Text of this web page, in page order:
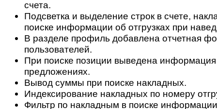
счета.
Подсветка и выделение строк в счете,
поиске информации об отгрузках при
В разделе профиль добавлена отчетная
пользователей.
При поиске позиции выведена
предложениях.
Вывод суммы при поиске накладных.
Индексирование накладных по номеру
Фильтр по накладным в поиске информации